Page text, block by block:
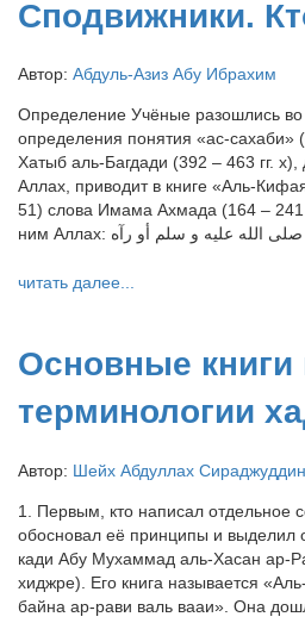
Сподвижники.
Автор: Абдуль-Азиз Абу Ибрахим
Определение Учёные разошлись во
определения понятия «ас-сахаби»
Хатыб аль-Багдади (392 – 463 гг.
Аллах, приводит в книге «Аль-
51) слова Имама Ахмада (164 – 241
читать далее...
Основные книги
терминологии
Автор: Шейх Абдуллах Сираджуддин
1. Первым, кто написал отдельное
обосновал её принципы и выделил
кади Абу Мухаммад аль-Хасан ар-
хиджре). Его книга называется
байна ар-рави валь вааи». Она